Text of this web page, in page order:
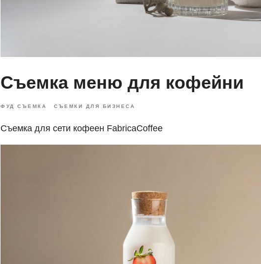
Съемка меню для кофейни
ФУД СЪЕМКА СЪЕМКИ ДЛЯ БИЗНЕСА
Съемка для сети кофеен FabricaCoffee